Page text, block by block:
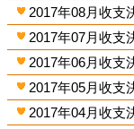
2017年08月收支
2017年07月收支
2017年06月收支
2017年05月收支
2017年04月收支